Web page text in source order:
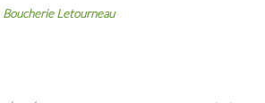
Boucherie Letourneau